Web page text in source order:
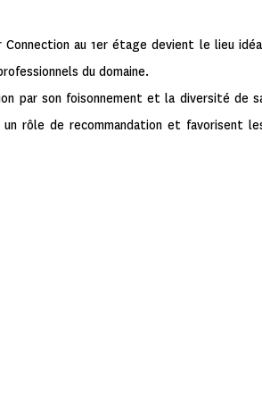
au 1er étage devient le lieu
du domaine.
par son foisonnement et la diversité de
rôle de recommandation et favorisent